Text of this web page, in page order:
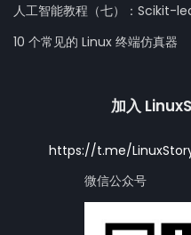
人工智能教程（七）：Scikit-
10 个常见的 Linux 终端仿真器
加入
https://t.me/
微信公众号